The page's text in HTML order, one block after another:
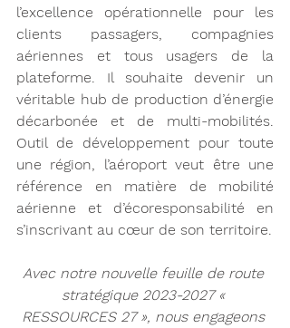
l’excellence opérationnelle pour les
clients passagers, compagnies
aériennes et tous usagers de la
plateforme. Il souhaite devenir un
véritable hub de production d’énergie
décarbonée et de multi-mobilités.
Outil de développement pour toute
une région, l’aéroport veut être une
référence en matière de mobilité
aérienne et d’écoresponsabilité en
s’inscrivant au cœur de son territoire.
Avec notre nouvelle feuille de route
stratégique 2023-2027 «
RESSOURCES 27 », nous engageons